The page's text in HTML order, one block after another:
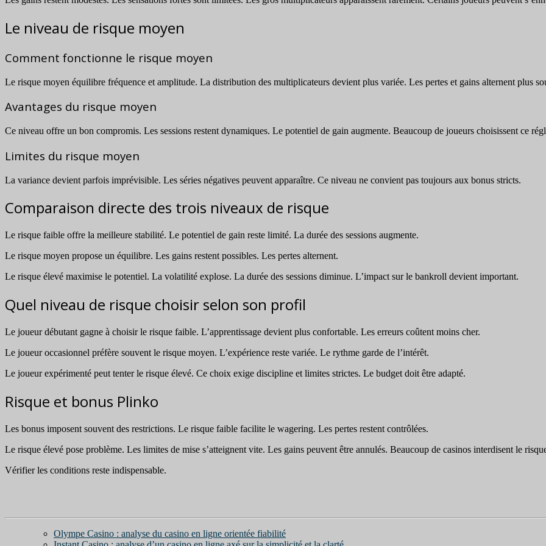
Le niveau de risque moyen
Comment fonctionne le risque moyen
Le risque moyen équilibre fréquence et amplitude. La distribution des multiplicateurs devient plus variée. Les pertes et gains alternent plus
Avantages du risque moyen
Ce niveau offre un bon compromis. Les sessions restent dynamiques. Le potentiel de gain augmente. Beaucoup de joueurs choisissent ce
Limites du risque moyen
La variance devient parfois imprévisible. Les séries négatives peuvent apparaître. Ce niveau ne convient pas toujours aux bonus stricts.
Comparaison directe des trois niveaux de risque
Le risque faible offre la meilleure stabilité. Le potentiel de gain reste limité. La durée des sessions augmente.
Le risque moyen propose un équilibre. Les gains restent possibles. Les pertes alternent.
Le risque élevé maximise le potentiel. La volatilité explose. La durée des sessions diminue. L’impact sur le bankroll devient important.
Quel niveau de risque choisir selon son profil
Le joueur débutant gagne à choisir le risque faible. L’apprentissage devient plus confortable. Les erreurs coûtent moins cher.
Le joueur occasionnel préfère souvent le risque moyen. L’expérience reste variée. Le rythme garde de l’intérêt.
Le joueur expérimenté peut tenter le risque élevé. Ce choix exige discipline et limites strictes. Le budget doit être adapté.
Risque et bonus Plinko
Les bonus imposent souvent des restrictions. Le risque faible facilite le wagering. Les pertes restent contrôlées.
Le risque élevé pose problème. Les limites de mise s’atteignent vite. Les gains peuvent être annulés. Beaucoup de casinos interdisent le
Vérifier les conditions reste indispensable.
Olympe Casino : analyse du casino en ligne orientée fiabilité